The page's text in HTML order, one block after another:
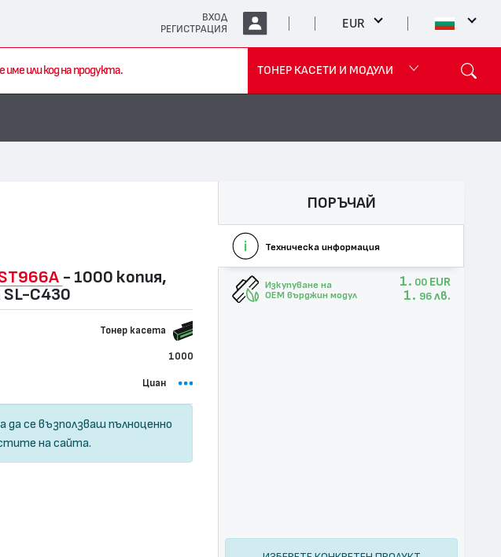
ВХОД
РЕГИСТРАЦИЯ
EUR
ТОНЕР КАСЕТИ И МОДУЛИ
- 1000 копия,
SL-C430
Тонер касета
1000
Циан
да се възползваш пълноценно
на сайта.
ПОРЪЧАЙ
Техническа информация
Изкупуване на
OEM върджин модул
1. 00 EUR
1. 96 лв.